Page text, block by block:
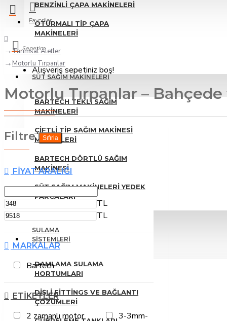
Favoriler
Sepetim
Alışveriş sepetiniz boş!
BENZINLI ÇAPA MAKINELERI
OTURMALI TIP ÇAPA
MAKINELERI
SÜT SAĞIM MAKINELERI
BARTECH TEKLI SAĞIM
MAKINELERI
ÇIFTLI TIP SAĞIM MAKINESI
MODELLERI
BARTECH DÖRTLÜ SAĞIM
MAKINESI
SÜT SAĞIM MAKINELERI YEDEK
PARÇALARI
SULAMA
SISTEMLERI
DAMLAMA SULAMA
HORTUMLARI
DIŞLI FITTINGS VE BAĞLANTI
ÇÖZÜMLERI
Tarımsal Aletler
Motorlu Tırpanlar
Motorlu Tırpanlar –
Filtre Sıfırla
FIYAT ARALIĞI
TL
TL
MARKALAR
Bartech
ETIKETLER
2 zamanlı motor
3-3mm-